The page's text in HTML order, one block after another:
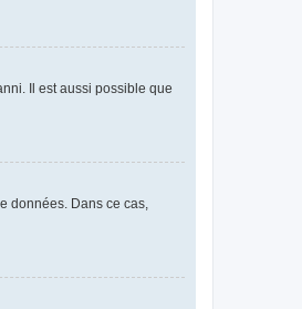
Il est aussi possible que
données. Dans ce cas,